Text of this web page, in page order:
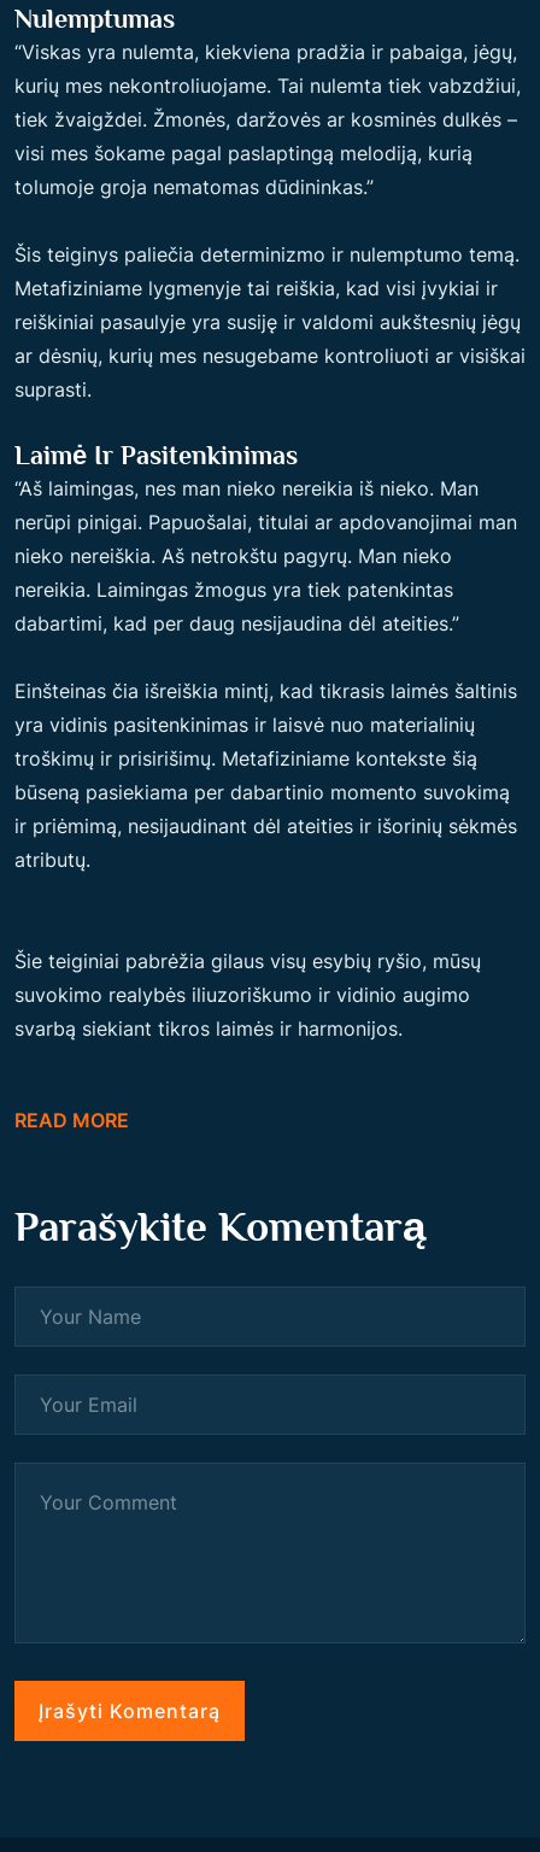
Nulemptumas
“Viskas yra nulemta, kiekviena pradžia ir pabaiga, jėgų,
kurių mes nekontroliuojame. Tai nulemta tiek vabzdžiui,
tiek žvaigždei. Žmonės, daržovės ar kosminės dulkės –
visi mes šokame pagal paslaptingą melodiją, kurią
tolumoje groja nematomas dūdininkas.”
Šis teiginys paliečia determinizmo ir nulemptumo temą.
Metafiziniame lygmenyje tai reiškia, kad visi įvykiai ir
reiškiniai pasaulyje yra susiję ir valdomi aukštesnių jėgų
ar dėsnių, kurių mes nesugebame kontroliuoti ar visiškai
suprasti.
Laimė Ir Pasitenkinimas
“Aš laimingas, nes man nieko nereikia iš nieko. Man
nerūpi pinigai. Papuošalai, titulai ar apdovanojimai man
nieko nereiškia. Aš netrokštu pagyrų. Man nieko
nereikia. Laimingas žmogus yra tiek patenkintas
dabartimi, kad per daug nesijaudina dėl ateities.”
Einšteinas čia išreiškia mintį, kad tikrasis laimės šaltinis
yra vidinis pasitenkinimas ir laisvė nuo materialinių
troškimų ir prisirišimų. Metafiziniame kontekste šią
būseną pasiekiama per dabartinio momento suvokimą
ir priėmimą, nesijaudinant dėl ateities ir išorinių sėkmės
atributų.
Šie teiginiai pabrėžia gilaus visų esybių ryšio, mūsų
suvokimo realybės iliuzoriškumo ir vidinio augimo
svarbą siekiant tikros laimės ir harmonijos.
READ MORE
Parašykite Komentarą